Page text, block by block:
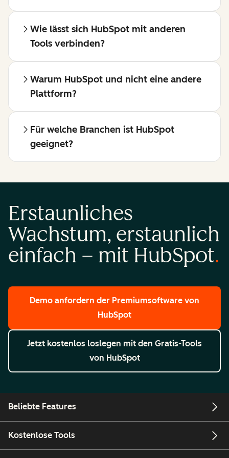
Wie lässt sich HubSpot mit anderen
Tools verbinden?
Warum HubSpot und nicht eine andere
Plattform?
Für welche Branchen ist HubSpot
geeignet?
Erstaunliches
Wachstum, erstaunlich
einfach – mit HubSpot
Demo anfordern der Premiumsoftware von
HubSpot
Jetzt kostenlos loslegen mit den Gratis-Tools
von HubSpot
Beliebte Features
Kostenlose Tools